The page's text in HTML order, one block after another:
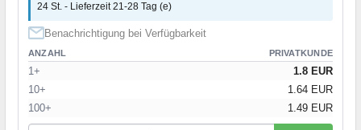
24 St. - Lieferzeit 21-28 Tag (e)
Benachrichtigung bei Verfügbarkeit
ANZAHL PRIVATKUNDE
1+
1.8 EUR
10+
1.64 EUR
100+
1.49 EUR